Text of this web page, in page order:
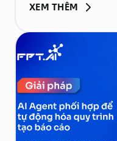
thực thi hàm rồi
tạo phản hồi cuối
tìm hiểu Function
XEM THÊM